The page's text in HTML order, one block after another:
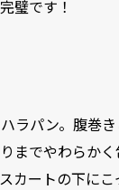
璧です！
ラパン。腹巻
までやわらか
カートの下に